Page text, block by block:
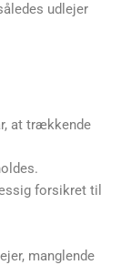
udlejer
at trækkende
forsikret til
manglende